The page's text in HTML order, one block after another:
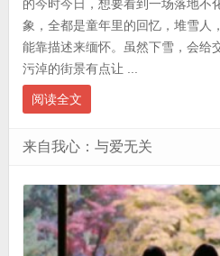
的今时今日，想要看到一场落地不
象，全都是童年里的回忆，堆雪人
能靠描述来缅怀。虽然下雪，会给
污淖的街景有点让 ...
阅读全文
来自我心：与爱无关